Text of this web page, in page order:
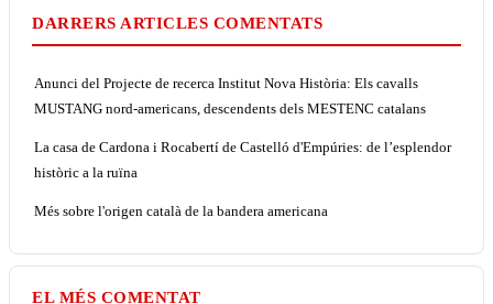
DARRERS ARTICLES COMENTATS
Anunci del Projecte de recerca Institut Nova Història: Els cavalls
MUSTANG nord-americans, descendents dels MESTENC catalans
La casa de Cardona i Rocabertí de Castelló d'Empúries: de l’esplendor
històric a la ruïna
Més sobre l'origen català de la bandera americana
EL MÉS COMENTAT